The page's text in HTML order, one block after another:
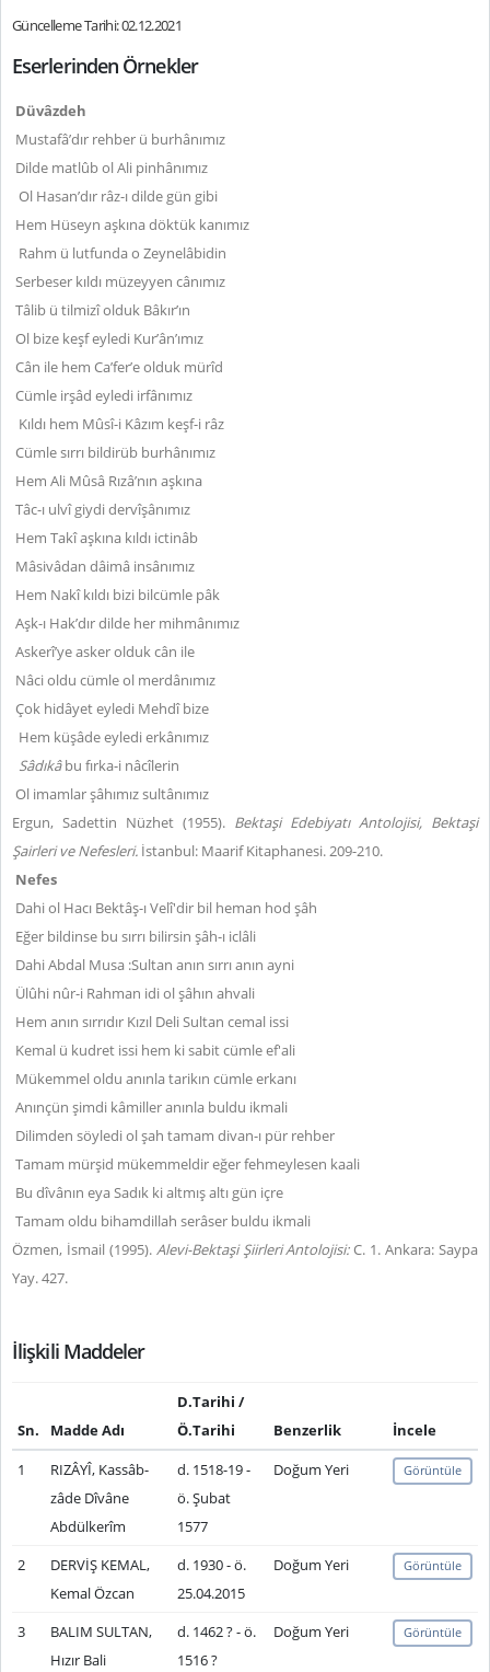
Güncelleme Tarihi: 02.12.2021
Eserlerinden Örnekler
Düvâzdeh
Mustafâ’dır rehber ü burhânımız
Dilde matlûb ol Ali pinhânımız
Ol Hasan’dır râz-ı dilde gün gibi
Hem Hüseyn aşkına döktük kanımız
Rahm ü lutfunda o Zeynelâbidin
Serbeser kıldı müzeyyen cânımız
Tâlib ü tilmizî olduk Bâkır’ın
Ol bize keşf eyledi Kur’ân’ımız
Cân ile hem Ca’fer’e olduk mürîd
Cümle irşâd eyledi irfânımız
Kıldı hem Mûsî-i Kâzım keşf-i râz
Cümle sırrı bildirüb burhânımız
Hem Ali Mûsâ Rızâ’nın aşkına
Tâc-ı ulvî giydi dervîşânımız
Hem Takî aşkına kıldı ictinâb
Mâsivâdan dâimâ insânımız
Hem Nakî kıldı bizi bilcümle pâk
Aşk-ı Hak’dır dilde her mihmânımız
Askerî’ye asker olduk cân ile
Nâci oldu cümle ol merdânımız
Çok hidâyet eyledi Mehdî bize
Hem küşâde eyledi erkânımız
Sâdıkâbu fırka-i nâcîlerin
Ol imamlar şâhımız sultânımız
Ergun, Sadettin Nüzhet (1955). Bektaşi Edebiyatı Antolojisi, Bektaşi
Şairleri ve Nefesleri. İstanbul: Maarif Kitaphanesi. 209-210.
Nefes
Dahi ol Hacı Bektâş-ı Velî'dir bil heman hod şâh
Eğer bildinse bu sırrı bilirsin şâh-ı iclâli
Dahi Abdal Musa :Sultan anın sırrı anın ayni
Ülûhi nûr-i Rahman idi ol şâhın ahvali
Hem anın sırrıdır Kızıl Deli Sultan cemal issi
Kemal ü kudret issi hem ki sabit cümle ef'ali
Mükemmel oldu anınla tarikın cümle erkanı
Anınçün şimdi kâmiller anınla buldu ikmali
Dilimden söyledi ol şah tamam divan-ı pür rehber
Tamam mürşid mükemmeldir eğer fehmeylesen kaali
Bu dîvânın eya Sadık ki altmış altı gün içre
Tamam oldu bihamdillah serâser buldu ikmali
Özmen, İsmail (1995). Alevi-Bektaşi Şiirleri Antolojisi:C. 1. Ankara: Saypa
Yay. 427.
İlişkili Maddeler
Sn. Madde Adı
D.Tarihi /
Ö.Tarihi
Benzerlik
İncele
1
RIZÂYÎ, Kassâb-
zâde Dîvâne
Abdülkerîm
d. 1518-19 -
ö. Şubat
1577
Doğum Yeri Görüntüle
2
DERVİŞ KEMAL,
Kemal Özcan
d. 1930 - ö.
25.04.2015
Doğum Yeri Görüntüle
3
BALIM SULTAN,
Hızır Bali
d. 1462 ? - ö.
1516 ?
Doğum Yeri Görüntüle